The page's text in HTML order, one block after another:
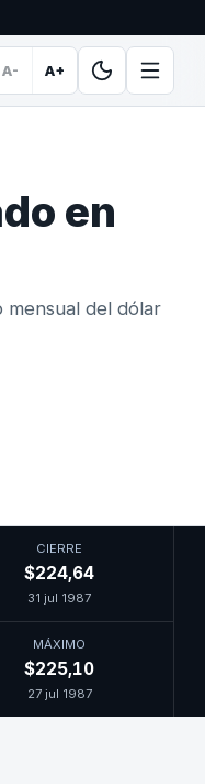
A- A+
en
mensual del dólar
CIERRE
$224,64
31 jul 1987
MÁXIMO
$225,10
27 jul 1987